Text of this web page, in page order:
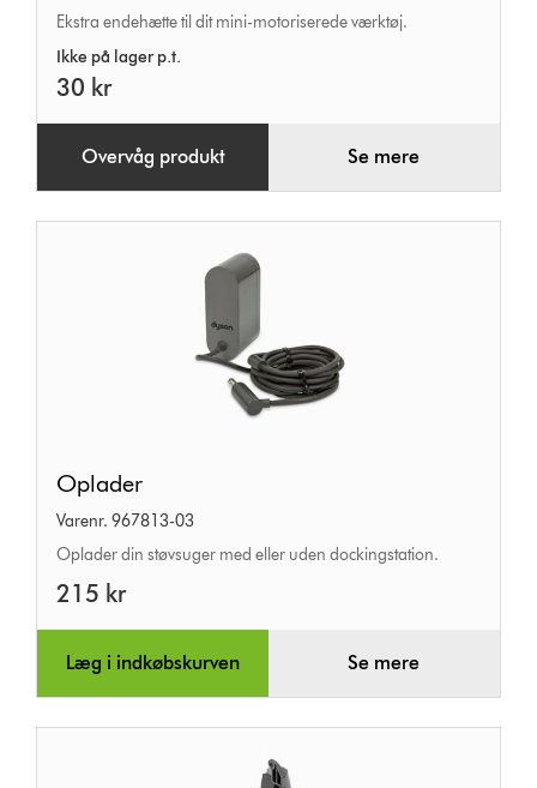
endehætte
Ekstra endehætte til dit mini-motoriserede værktøj.
Ikke på lager p.t.
30 kr
Overvåg produkt Se mere
Oplader
Varenr. 967813-03
Oplader din støvsuger med eller uden dockingstation.
215 kr
Læg i indkøbskurven Se mere